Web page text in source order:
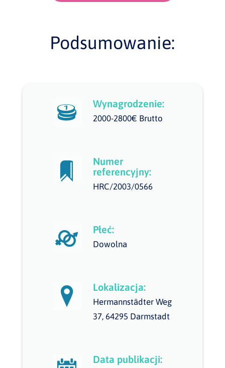
Podsumowanie:
Wynagrodzenie:
2000-2800€ Brutto
Numer
referencyjny:
HRC/2003/0566
Płeć:
Dowolna
Lokalizacja:
Hermannstädter Weg
37, 64295 Darmstadt
Data publikacji: